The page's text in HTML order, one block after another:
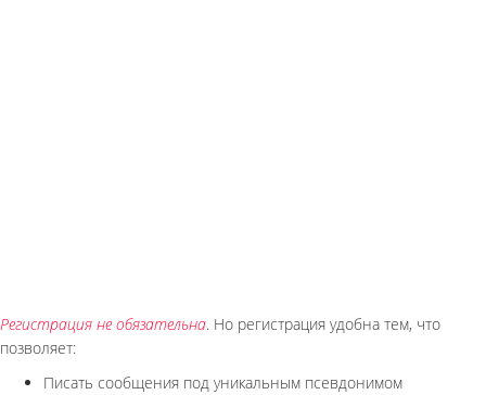
Регистрация не обязательна. Но регистрация удобна тем, что
позволяет:
Писать сообщения под уникальным псевдонимом